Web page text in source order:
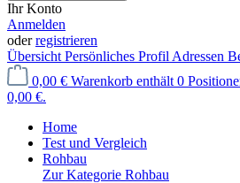
Ihr Konto
Anmelden
oderregistrieren
Übersicht Persönliches Profil Adressen
0,00 € Warenkorb enthält 0
0,00 €.
Home
Test und Vergleich
Rohbau
Zur Kategorie Rohbau